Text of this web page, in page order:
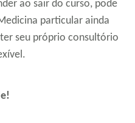
ao sair do curso, pode
particular ainda
seu próprio consultório